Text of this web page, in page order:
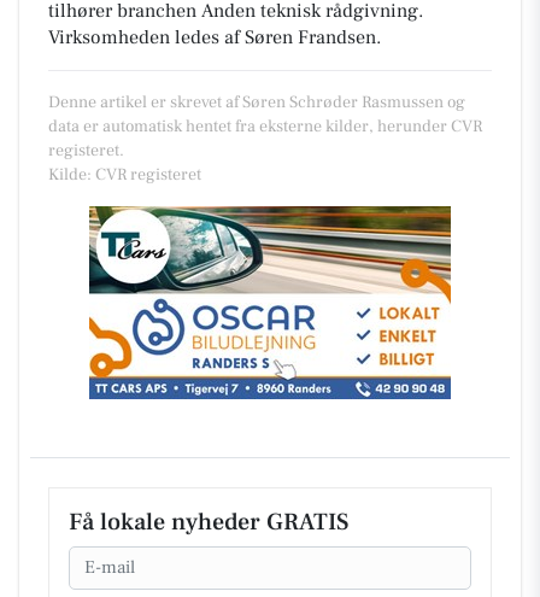
tilhører branchen Anden teknisk rådgivning.
Virksomheden ledes af Søren Frandsen.
Denne artikel er skrevet af Søren Schrøder Rasmussen og
data er automatisk hentet fra eksterne kilder, herunder CVR
registeret.
Kilde: CVR registeret
Få lokale nyheder GRATIS
Email